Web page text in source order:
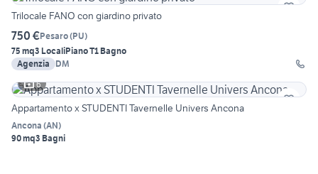
Trilocale FANO con giardino privato
750 €Pesaro(PU)
75 mq3 LocaliPiano T1 Bagno
Agenzia
DM
6
Appartamento x STUDENTI Tavernelle Univers Ancona
Ancona (AN)
90 mq3 Bagni